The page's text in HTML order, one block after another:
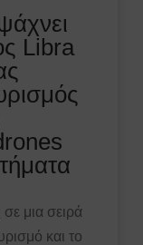
Libra
σε μια σειρά
και το